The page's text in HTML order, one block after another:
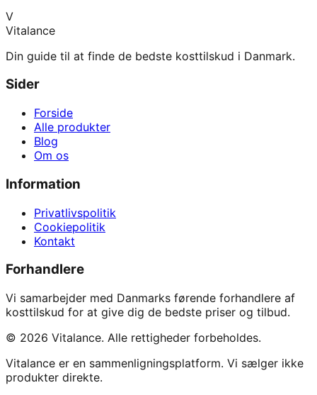
V
Vitalance
Din guide til at finde de bedste kosttilskud i Danmark.
Sider
Forside
Alle produkter
Blog
Om os
Information
Privatlivspolitik
Cookiepolitik
Kontakt
Forhandlere
Vi samarbejder med Danmarks førende forhandlere af
kosttilskud for at give dig de bedste priser og tilbud.
© 2026 Vitalance. Alle rettigheder forbeholdes.
Vitalance er en sammenligningsplatform. Vi sælger ikke
produkter direkte.